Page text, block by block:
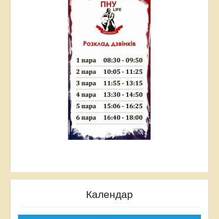
ПНУ ім. В. Стефаника.
2017 р., 24 листопада – співорганізатор та
модератор конференції на тему: «Тероризм:
тенденції, прогнози та шляхи вирішення», ПНУ
ім. В. Стефаника.
2017 р., 21 червня –участь у круглому столі для
молодих вчених на тему: «Україна та ЄС: нові
виклики та нові можливості», ПНУ ім. В.
зовнішньої політики», ПНУ ім. В. Стефаника.
2017 р., 28 лютого – співорганізатор та учасник
Календар